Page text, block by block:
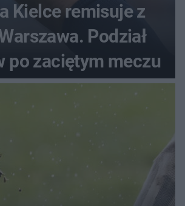
Kielce remisuje z
Podział
po zaciętym meczu